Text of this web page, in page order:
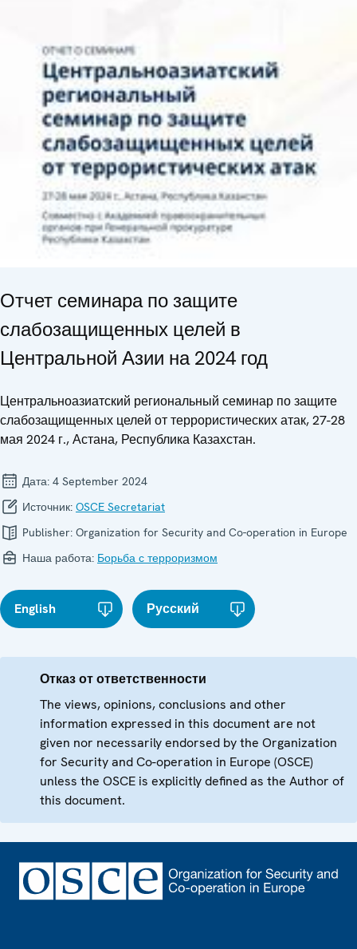
Отчет семинара по защите
слабозащищенных целей в
Центральной Азии на 2024 год
Центральноазиатский региональный семинар по защите
слабозащищенных целей от террористических атак, 27-28
мая 2024 г., Астана, Республика Казахстан.
Дата: 4 September 2024
Источник: OSCE Secretariat
Publisher: Organization for Security and Co-operation in Europe
Наша работа: Борьба с терроризмом
English Русский
Отказ от ответственности
The views, opinions, conclusions and other
information expressed in this document are not
given nor necessarily endorsed by the Organization
for Security and Co-operation in Europe (OSCE)
unless the OSCE is explicitly defined as the Author of
this document.